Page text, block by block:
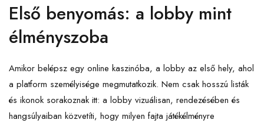
Első benyomás: a lobby mint
élményszoba
Amikor belépsz egy online kaszinóba, a lobby az első hely, ahol
a platform személyisége megmutatkozik. Nem csak hosszú listák
és ikonok sorakoznak itt: a lobby vizuálisan, rendezésében és
hangsúlyaiban közvetíti, hogy milyen fajta játékélményre